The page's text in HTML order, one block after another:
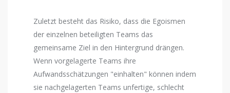
Zuletzt besteht das Risiko, dass die Egoismen
der einzelnen beteiligten Teams das
gemeinsame Ziel in den Hintergrund drängen.
Wenn vorgelagerte Teams ihre
Aufwandsschätzungen "einhalten" können indem
sie nachgelagerten Teams unfertige, schlecht